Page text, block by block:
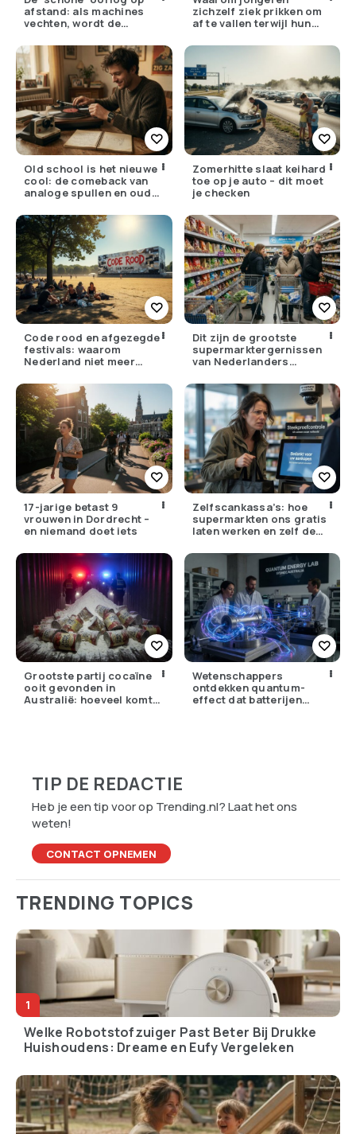
afstand: als machines
vechten, wordt de
lager
zichzelf ziek prikken om
af te vallen terwijl hun
bellen
Old school is het nieuwe
cool: de comeback van
analoge spullen en oude
Zomerhitte slaat keihard
toe op je auto – dit moet
je checken
Code rood en afgezegde
festivals: waarom
Nederland niet meer
Dit zijn de grootste
supermarktergernissen
van Nederlanders
17-jarige betast 9
vrouwen in Dordrecht –
en niemand doet iets
Zelfscankassa’s: hoe
supermarkten ons gratis
laten werken en zelf de
Grootste partij cocaïne
ooit gevonden in
Australië: hoeveel komt
Wetenschappers
ontdekken quantum-
effect dat batterijen
TIP DE REDACTIE
Heb je een tip voor op Trending.nl? Laat het ons
weten!
CONTACT OPNEMEN
TRENDING TOPICS
Welke Robotstofzuiger Past Beter Bij Drukke
Huishoudens: Dreame en Eufy Vergeleken